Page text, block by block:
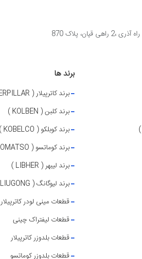
قپان، پلاک 870
برند ها
برند کاترپیلار ( CATERPILLAR )
برند کلبن ( KOLBEN )
برند کوبلکو ( KOBELCO )
برند کوماتسو ( KOMATSO )
برند لیبهر ( LIBHER )
برند لیوگانگ ( LIUGONG )
قطعات مینی لودر کاترپیلار
قطعات لیفتراک چینی
قطعات بلدوزر کاترپیلار
قطعات بلدوزر کوماتسو